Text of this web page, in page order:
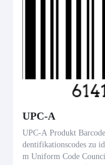
UPC-A
UPC-A Produkt
dentifikationscodes zu
m Uniform Code